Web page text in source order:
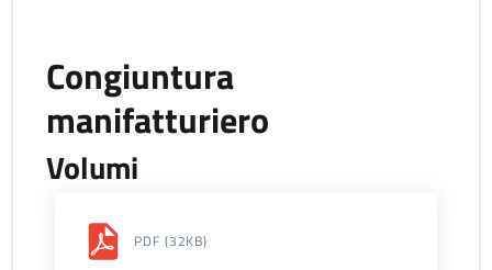
Congiuntura
manifatturiero
Volumi
PDF (32KB)